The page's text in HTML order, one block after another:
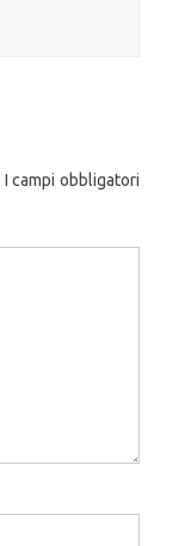
I campi obbligatori